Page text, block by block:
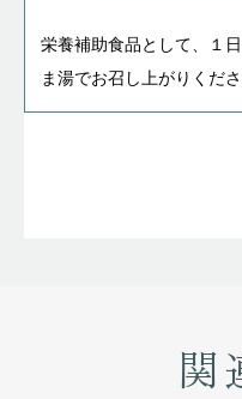
栄養補助食品として、１
ま湯でお召し上がりくださ
関